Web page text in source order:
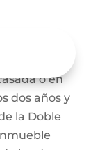
sobre la
o en
dos años y
la Doble